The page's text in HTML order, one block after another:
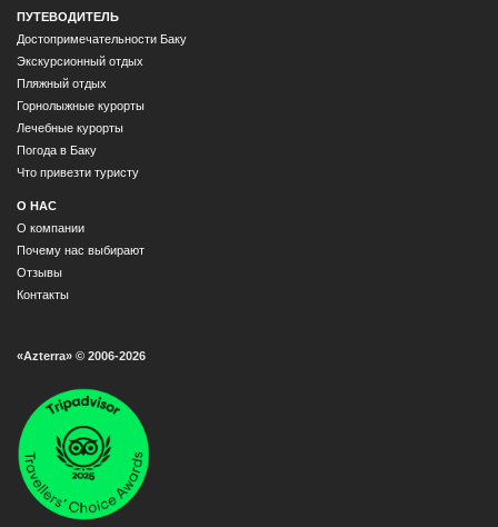
ПУТЕВОДИТЕЛЬ
Достопримечательности Баку
Экскурсионный отдых
Пляжный отдых
Горнолыжные курорты
Лечебные курорты
Погода в Баку
Что привезти туристу
О НАС
О компании
Почему нас выбирают
Отзывы
Контакты
«Azterra» © 2006-2026